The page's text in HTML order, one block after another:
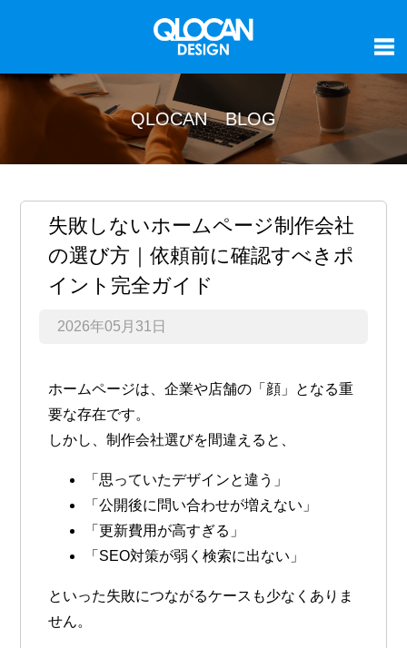
QLOCAN BLOG
失敗しないホームページ制作会社
の選び方｜依頼前に確認すべきポ
イント完全ガイド
2026年05月31日
ホームページは、企業や店舗の「顔」となる重
要な存在です。
しかし、制作会社選びを間違えると、
「思っていたデザインと違う」
「公開後に問い合わせが増えない」
「更新費用が高すぎる」
「SEO対策が弱く検索に出ない」
といった失敗につながるケースも少なくありま
せん。